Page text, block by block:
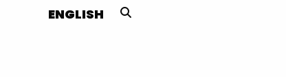
ENGLISH